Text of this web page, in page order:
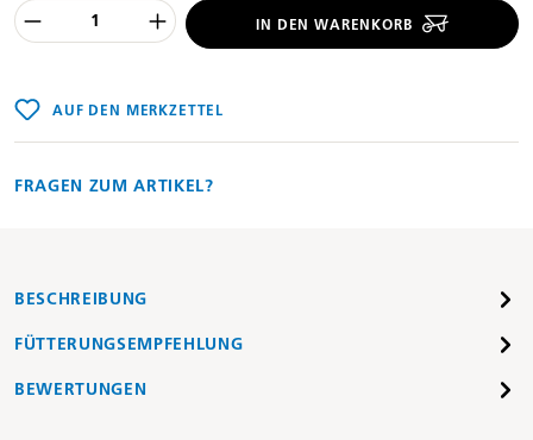
Produkt Anzahl des Produktes
IN DEN WARENKORB
AUF DEN MERKZETTEL
FRAGEN ZUM ARTIKEL?
BESCHREIBUNG
FÜTTERUNGSEMPFEHLUNG
BEWERTUNGEN